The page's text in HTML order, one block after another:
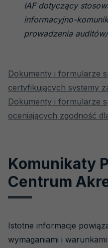
IAF dotyczący
informacyjno-
prowadzenia
Dokumenty i formularze
certyfikujących systemy
Dokumenty i formularze
oceniających zgodność
Komunikaty
Centrum
Istotne informacje
wymaganiami i